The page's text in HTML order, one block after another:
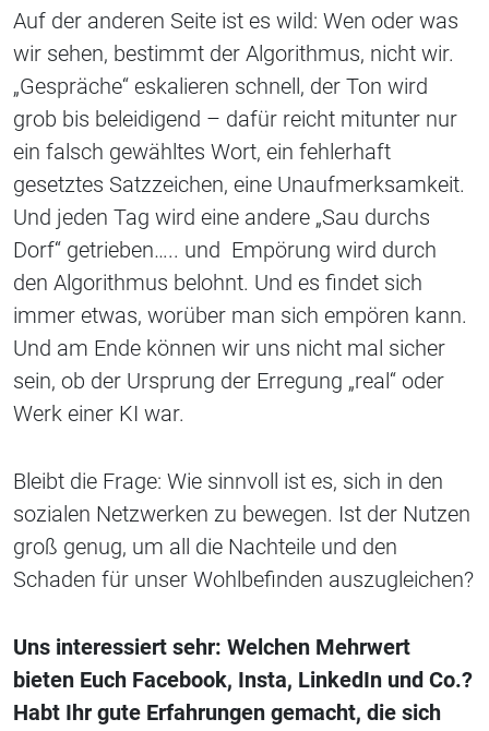
Auf der anderen Seite ist es wild: Wen oder was
wir sehen, bestimmt der Algorithmus, nicht wir.
„Gespräche“ eskalieren schnell, der Ton wird
grob bis beleidigend – dafür reicht mitunter nur
ein falsch gewähltes Wort, ein fehlerhaft
gesetztes Satzzeichen, eine Unaufmerksamkeit.
Und jeden Tag wird eine andere „Sau durchs
Dorf“ getrieben….. und Empörung wird durch
den Algorithmus belohnt. Und es findet sich
immer etwas, worüber man sich empören kann.
Und am Ende können wir uns nicht mal sicher
sein, ob der Ursprung der Erregung „real“ oder
Werk einer KI war.
Bleibt die Frage: Wie sinnvoll ist es, sich in den
sozialen Netzwerken zu bewegen. Ist der Nutzen
groß genug, um all die Nachteile und den
Schaden für unser Wohlbefinden auszugleichen?
Uns interessiert sehr: Welchen Mehrwert
bieten Euch Facebook, Insta, LinkedIn und Co.?
Habt Ihr gute Erfahrungen gemacht, die sich